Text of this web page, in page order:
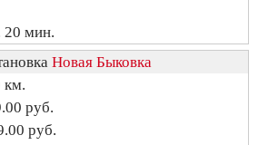
20 мин.
Новая Быковка
км.
руб.
руб.